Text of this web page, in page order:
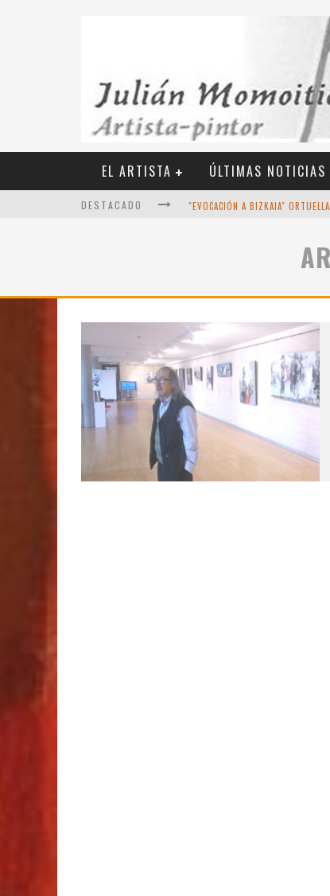
EL ARTISTA ÚLTIMAS NOTICIAS
DESTACADO "EVOCACIÓN A BIZKAIA"
VIEJAS RELIQUIAS DE LA PRENSA
OCTUBRE DE 2022 - UN
DICIEMBRE DE 2021 - ÚLTIMAS
MOMOITIO Y LA ESPIRAL DE LAS